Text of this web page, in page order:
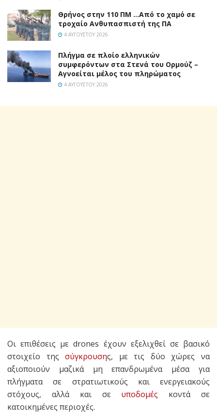
Θρήνος στην 110 ΠΜ …Από το χαμό σε
τροχαίο Ανθυπασπιστή της ΠΑ
4 ΑΥΓΟΎΣΤΟΥ 2026
Πλήγμα σε πλοίο ελληνικών
συμφερόντων στα Στενά του Ορμούζ –
Αγνοείται μέλος του πληρώματος
4 ΑΥΓΟΎΣΤΟΥ 2026
Οι επιθέσεις με drones έχουν εξελιχθεί σε βασικό
στοιχείο τηςσύγκρουσης, με τις δύο χώρες να
αξιοποιούν μαζικά μη επανδρωμένα μέσα για
πλήγματα σε στρατιωτικούς και ενεργειακούς
στόχους, αλλά και σε υποδομές κοντά σε
κατοικημένες περιοχές.